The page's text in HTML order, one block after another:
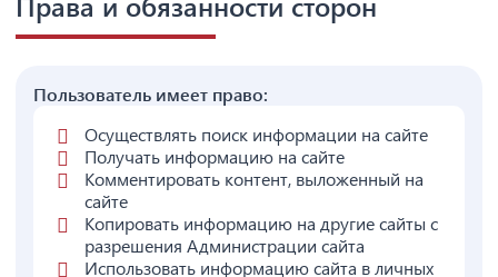
Пользователь имеет право:
Осуществлять поиск информации на сайте
Получать информацию на сайте
Комментировать контент, выложенный на
сайте
Копировать информацию на другие сайты с
разрешения Администрации сайта
Использовать информацию сайта в личных